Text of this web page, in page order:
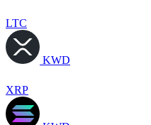
LTC
KWD
XRP